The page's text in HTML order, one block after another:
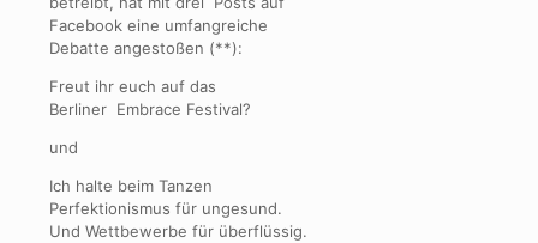
Facebook eine umfangreiche
Debatte angestoßen (**):
Freut ihr euch auf das
Berliner Embrace Festival?
und
Ich halte beim Tanzen
Perfektionismus für ungesund.
Und Wettbewerbe für überflüssig.